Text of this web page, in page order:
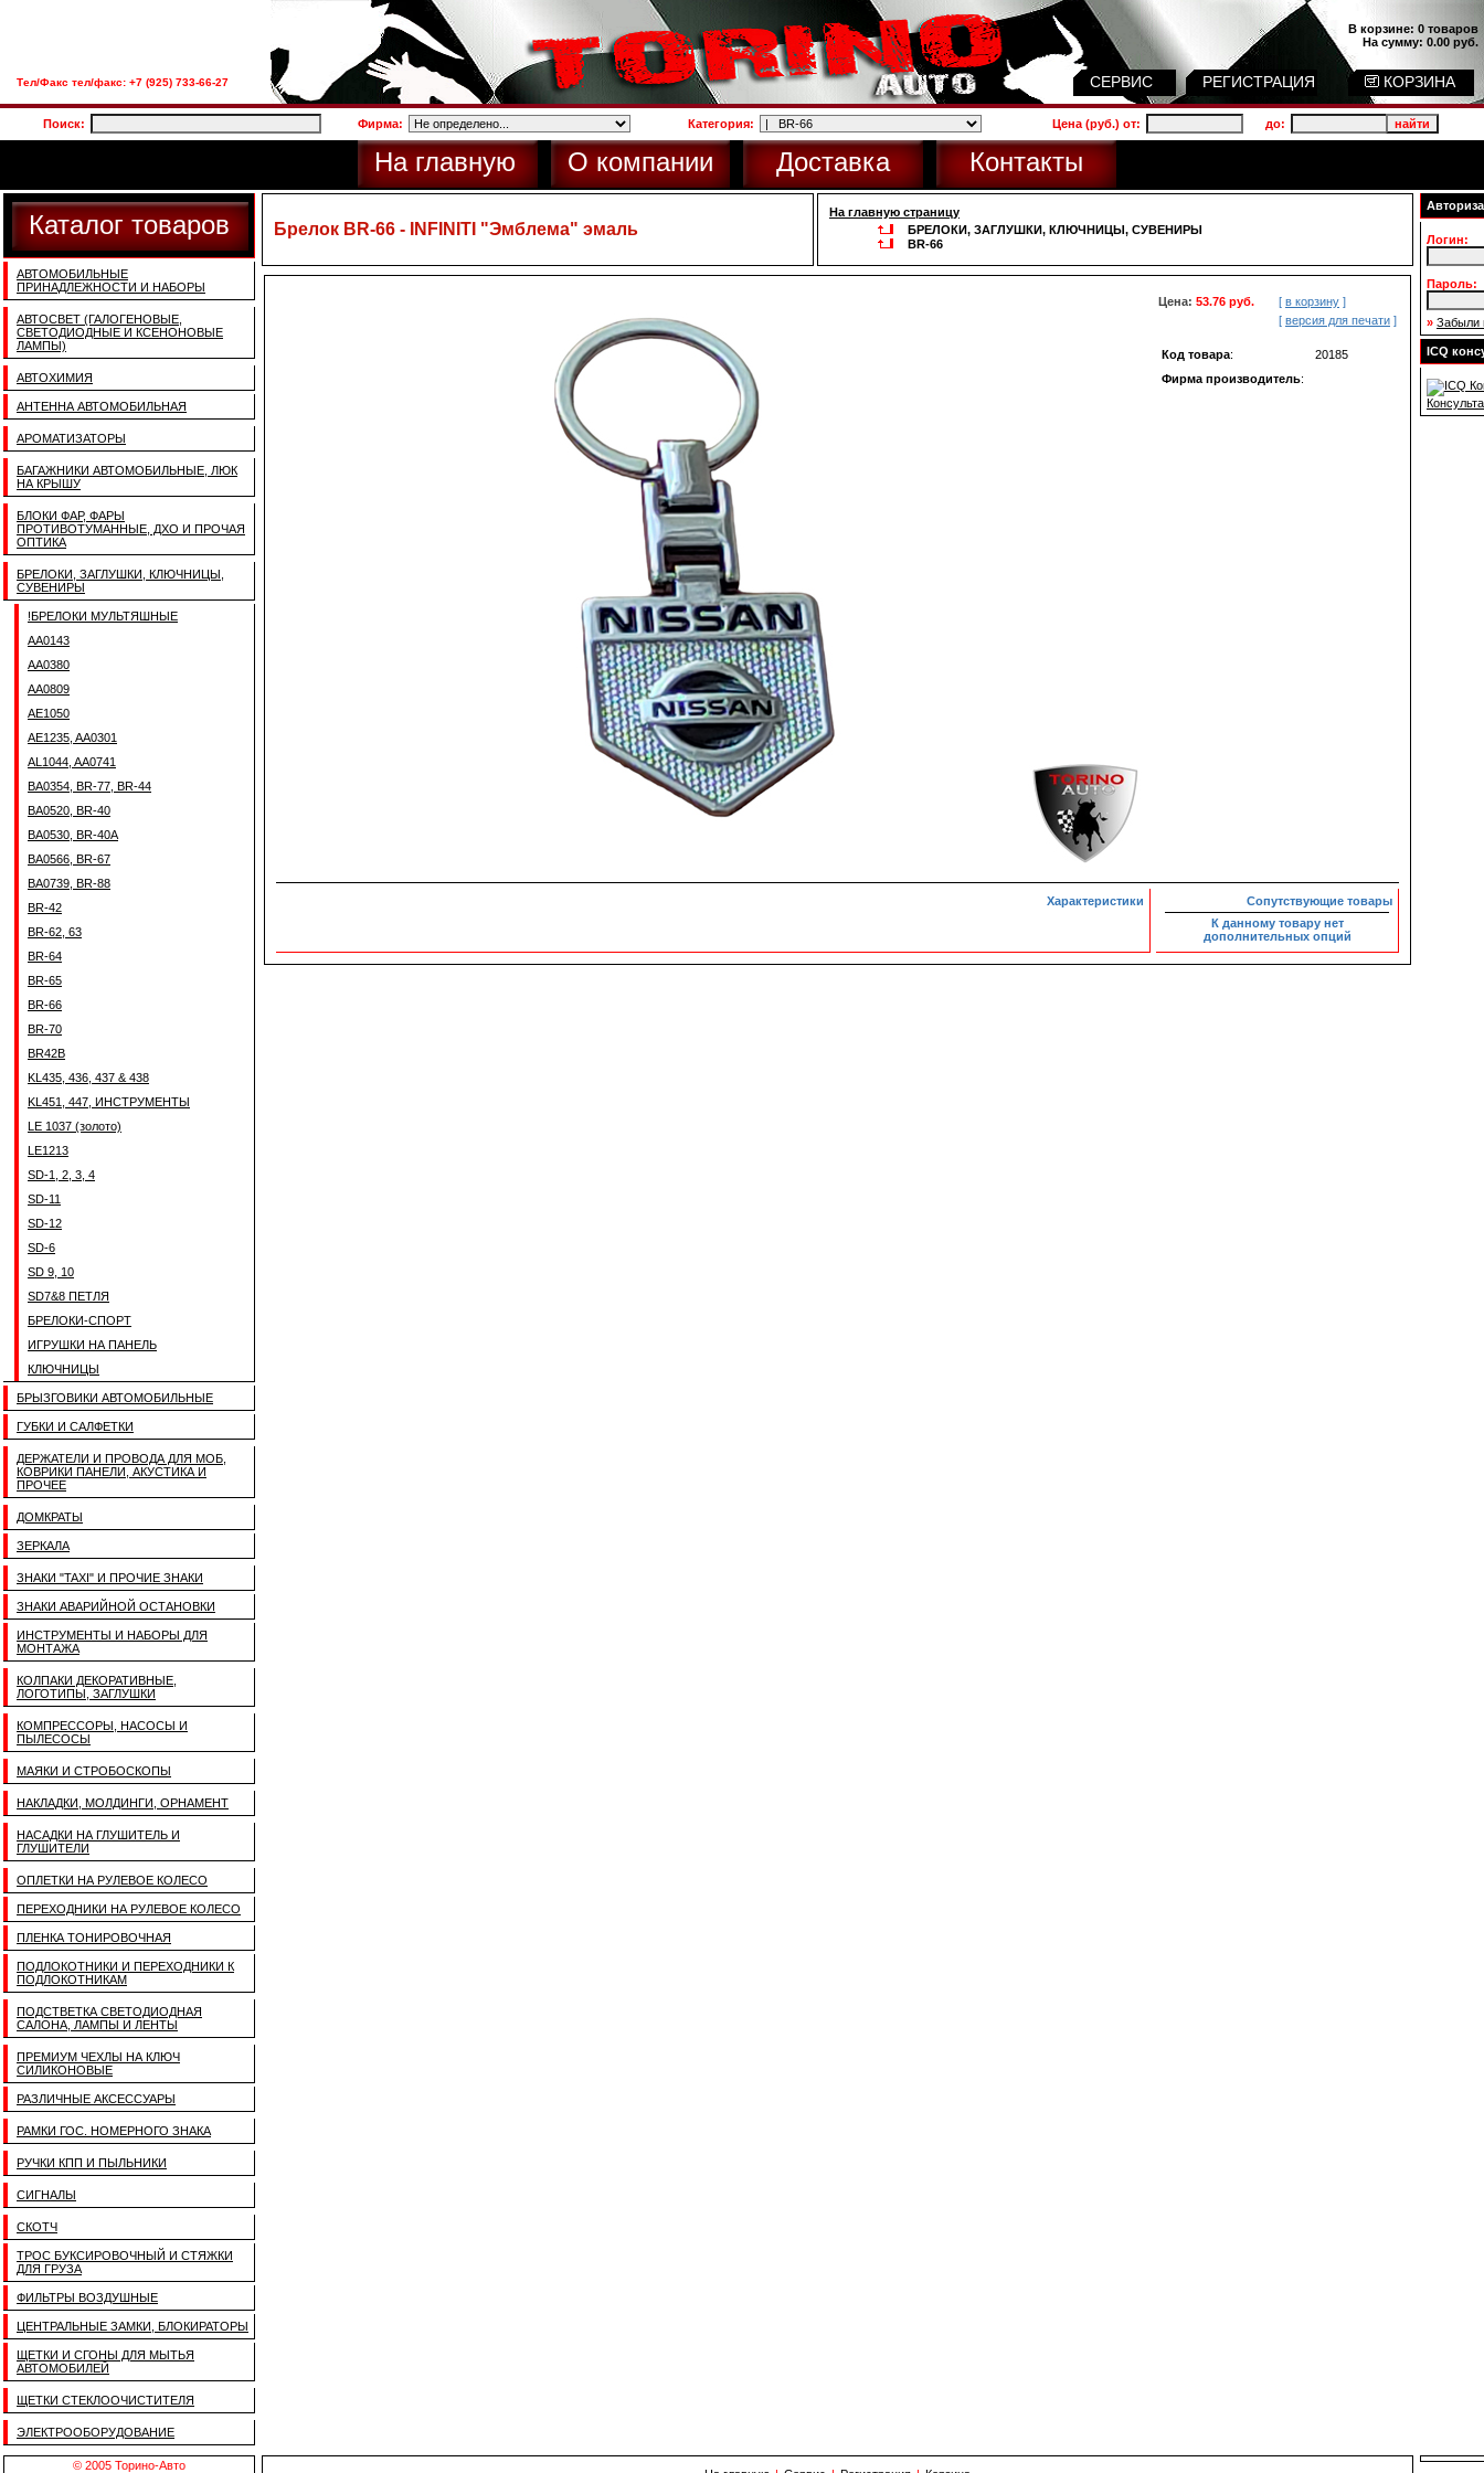
В корзине: 0 товаров
На сумму: 0.00 руб.
Тел/Факс тел/факс: +7 (925) 733-66-27 СЕРВИС РЕГИСТРАЦИЯ КОРЗИНА
Поиск: Фирма: Категория: Цена (руб.) от: до:
На главную О компании Доставка Контакты
Каталог товаров
АВТОМОБИЛЬНЫЕ
ПРИНАДЛЕЖНОСТИ И НАБОРЫ
АВТОСВЕТ (ГАЛОГЕНОВЫЕ,
СВЕТОДИОДНЫЕ И КСЕНОНОВЫЕ
ЛАМПЫ)
АВТОХИМИЯ
АНТЕННА АВТОМОБИЛЬНАЯ
АРОМАТИЗАТОРЫ
БАГАЖНИКИ АВТОМОБИЛЬНЫЕ, ЛЮК
НА КРЫШУ
БЛОКИ ФАР, ФАРЫ
ПРОТИВОТУМАННЫЕ, ДХО И ПРОЧАЯ
ОПТИКА
БРЕЛОКИ, ЗАГЛУШКИ, КЛЮЧНИЦЫ,
СУВЕНИРЫ
!БРЕЛОКИ МУЛЬТЯШНЫЕ
AA0143
AA0380
AA0809
AE1050
AE1235, AA0301
AL1044, AA0741
BA0354, BR-77, BR-44
BA0520, BR-40
BA0530, BR-40A
BA0566, BR-67
BA0739, BR-88
BR-42
BR-62, 63
BR-64
BR-65
BR-66
BR-70
BR42B
KL435, 436, 437 & 438
KL451, 447, ИНСТРУМЕНТЫ
LE 1037 (золото)
LE1213
SD-1, 2, 3, 4
SD-11
SD-12
SD-6
SD 9, 10
SD7&8 ПЕТЛЯ
БРЕЛОКИ-СПОРТ
ИГРУШКИ НА ПАНЕЛЬ
КЛЮЧНИЦЫ
БРЫЗГОВИКИ АВТОМОБИЛЬНЫЕ
ГУБКИ И САЛФЕТКИ
ДЕРЖАТЕЛИ И ПРОВОДА ДЛЯ МОБ,
КОВРИКИ ПАНЕЛИ, АКУСТИКА И
ПРОЧЕЕ
ДОМКРАТЫ
ЗЕРКАЛА
ЗНАКИ "TAXI" И ПРОЧИЕ ЗНАКИ
ЗНАКИ АВАРИЙНОЙ ОСТАНОВКИ
ИНСТРУМЕНТЫ И НАБОРЫ ДЛЯ
МОНТАЖА
КОЛПАКИ ДЕКОРАТИВНЫЕ,
ЛОГОТИПЫ, ЗАГЛУШКИ
КОМПРЕССОРЫ, НАСОСЫ И
ПЫЛЕСОСЫ
МАЯКИ И СТРОБОСКОПЫ
НАКЛАДКИ, МОЛДИНГИ, ОРНАМЕНТ
НАСАДКИ НА ГЛУШИТЕЛЬ И
ГЛУШИТЕЛИ
ОПЛЕТКИ НА РУЛЕВОЕ КОЛЕСО
ПЕРЕХОДНИКИ НА РУЛЕВОЕ КОЛЕСО
ПЛЕНКА ТОНИРОВОЧНАЯ
ПОДЛОКОТНИКИ И ПЕРЕХОДНИКИ К
ПОДЛОКОТНИКАМ
ПОДСТВЕТКА СВЕТОДИОДНАЯ
САЛОНА, ЛАМПЫ И ЛЕНТЫ
ПРЕМИУМ ЧЕХЛЫ НА КЛЮЧ
СИЛИКОНОВЫЕ
РАЗЛИЧНЫЕ АКСЕССУАРЫ
РАМКИ ГОС. НОМЕРНОГО ЗНАКА
РУЧКИ КПП И ПЫЛЬНИКИ
СИГНАЛЫ
СКОТЧ
ТРОС БУКСИРОВОЧНЫЙ И СТЯЖКИ
ДЛЯ ГРУЗА
ФИЛЬТРЫ ВОЗДУШНЫЕ
ЦЕНТРАЛЬНЫЕ ЗАМКИ, БЛОКИРАТОРЫ
ЩЕТКИ И СГОНЫ ДЛЯ МЫТЬЯ
АВТОМОБИЛЕЙ
ЩЕТКИ СТЕКЛООЧИСТИТЕЛЯ
ЭЛЕКТРООБОРУДОВАНИЕ
Брелок BR-66 - INFINITI "Эмблема" эмаль
На главную страницу
БРЕЛОКИ, ЗАГЛУШКИ, КЛЮЧНИЦЫ, СУВЕНИРЫ
BR-66
Цена: 53.76 руб. [ в корзину ]
[ версия для печати ]
Код товара:
20185
Фирма производитель:
Характеристики
Сопутствующие товары
К данному товару нет
дополнительных опций
Логин:
Пароль:
» Забыли
ICQ
© 2005 Торино-Авто